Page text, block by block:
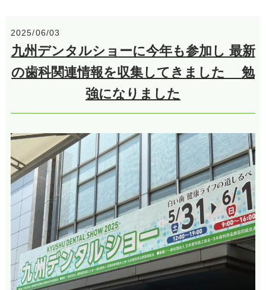
2025/06/03
九州デンタルショーに今年も参加し 最新
の歯科関連情報を収集してきました 勉
強になりました